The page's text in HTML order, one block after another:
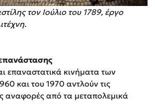
τον Ιούλιο του 1789, έργο
επαναστατικά κινήματα των
και του 1970 αντλούν τις
αναφορές από τα μεταπολεμικά